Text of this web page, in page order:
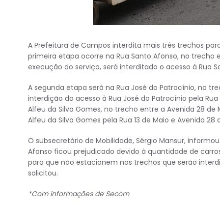
A Prefeitura de Campos interdita mais três trechos
primeira etapa ocorre na Rua Santo Afonso, no trecho
execução do serviço, será interditado o acesso à Rua
A segunda etapa será na Rua José do Patrocínio, no
interdição do acesso à Rua José do Patrocínio pela
Alfeu da Silva Gomes, no trecho entre a Avenida 28
Alfeu da Silva Gomes pela Rua 13 de Maio e Avenida 28
O subsecretário de Mobilidade, Sérgio Mansur,
Afonso ficou prejudicado devido à quantidade de
para que não estacionem nos trechos que serão
solicitou.
*Com informações de Secom